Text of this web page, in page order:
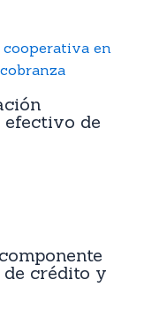
efectivo de
crédito y